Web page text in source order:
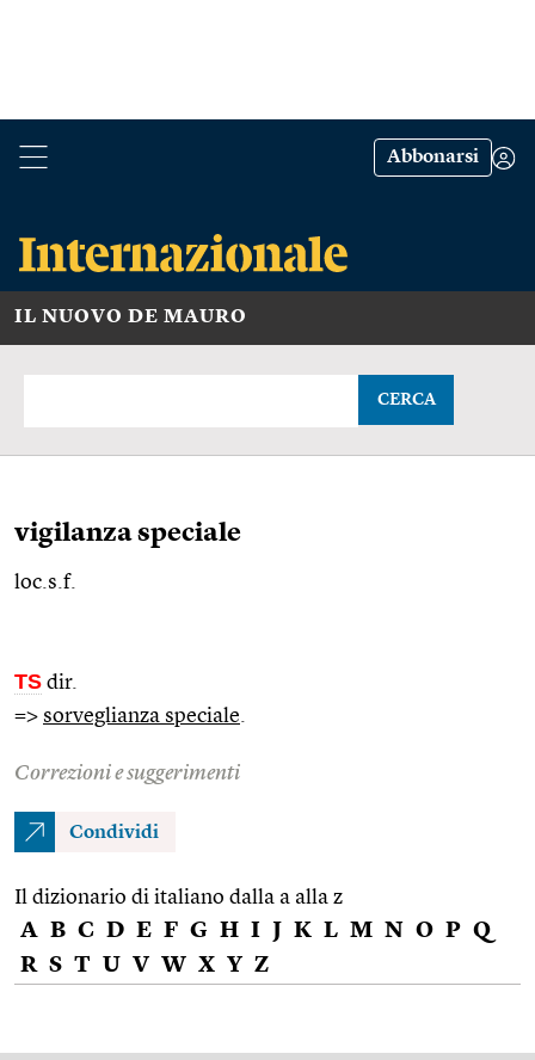
Abbonarsi
IL NUOVO DE MAURO
CERCA
vigilanza speciale
loc.s.f.
TS dir.
=> sorveglianza speciale
Correzioni e suggerimenti
Condividi
Il dizionario di italiano dalla a alla z
A B C D E F G H I J K L M N O P Q
R S T U V W X Y Z